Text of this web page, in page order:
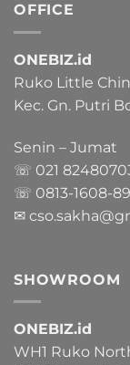
OFFICE
ONEBIZ.id
Ruko Little
Kec. Gn. Putri
Senin – Jumat
☏ 021
☏ 0813-1608-
✉
SHOWROOM
ONEBIZ.id
WH1 Ruko